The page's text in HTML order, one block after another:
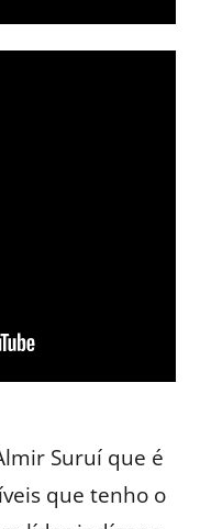
Suruí que é
que tenho o